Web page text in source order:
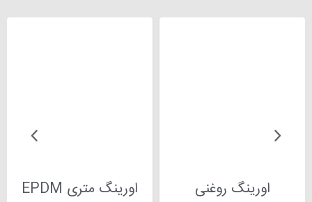
اورینگ روغنی اورینگ متری EPDM